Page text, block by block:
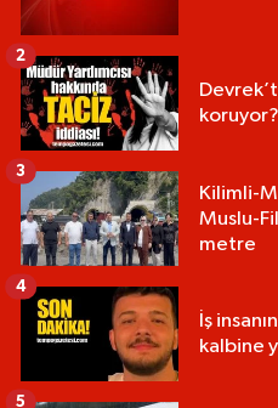
koruyor?
2
Kilimli-
Muslu-
metre
3
İş
kalbine
4
5